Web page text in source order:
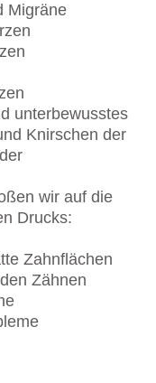
Migräne
unterbewusstes
Knirschen der
wir auf die
Drucks:
Zahnflächen
Zähnen